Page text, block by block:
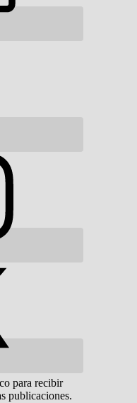
para recibir
publicaciones.